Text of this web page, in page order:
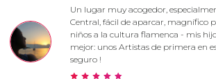
Un lugar muy acogedor,
Central, fácil de aparcar, magnífico
niños a la cultura flamenca - mis
mejor: unos Artistas de primera en
seguro !